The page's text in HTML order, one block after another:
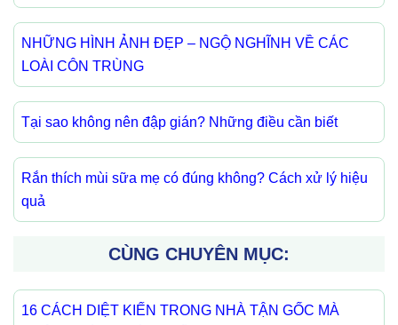
NHỮNG HÌNH ẢNH ĐẸP – NGỘ NGHĨNH VỀ CÁC
LOÀI CÔN TRÙNG
Tại sao không nên đập gián? Những điều cần biết
Rắn thích mùi sữa mẹ có đúng không? Cách xử lý hiệu
quả
CÙNG CHUYÊN MỤC:
16 CÁCH DIỆT KIẾN TRONG NHÀ TẬN GỐC MÀ